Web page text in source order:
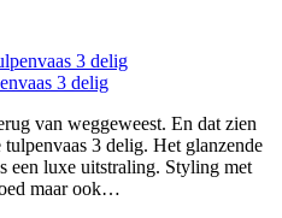
3 delig
van weggeweest. En dat zien
3 delig. Het glanzende
een luxe uitstraling. Styling met
maar ook…